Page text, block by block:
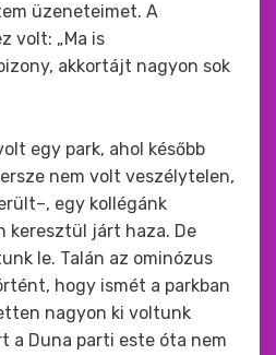
üzeneteimet. A
volt: „Ma is
akkortájt nagyon sok
egy park, ahol később
nem volt veszélytelen,
egy kollégánk
keresztül járt haza. De
le. Talán az ominózus
hogy ismét a parkban
nagyon ki voltunk
a Duna parti este óta nem